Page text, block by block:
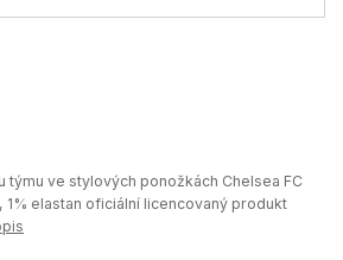
týmu ve stylových ponožkách Chelsea FC
1% elastan oficiální licencovaný produkt